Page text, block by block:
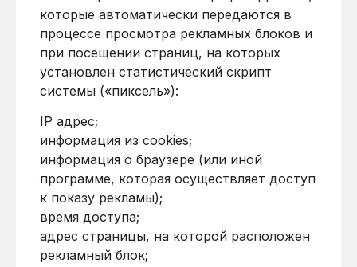
которые автоматически передаются в
процессе просмотра рекламных блоков и
при посещении страниц, на которых
установлен статистический скрипт
системы («пиксель»):
IP адрес;
информация из cookies;
информация о браузере (или иной
программе, которая осуществляет доступ
к показу рекламы);
время доступа;
адрес страницы, на которой расположен
рекламный блок;